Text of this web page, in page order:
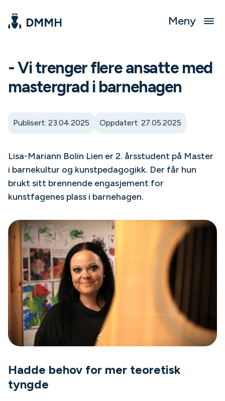
Meny
- Vi trenger flere ansatte med
mastergrad i barnehagen
Publisert: 23.04.2025 Oppdatert: 27.05.2025
Lisa-Mariann Bolin Lien er 2. årsstudent på Master
i barnekultur og kunstpedagogikk. Der får hun
brukt sitt brennende engasjement for
kunstfagenes plass i barnehagen.
Hadde behov for mer teoretisk
tyngde